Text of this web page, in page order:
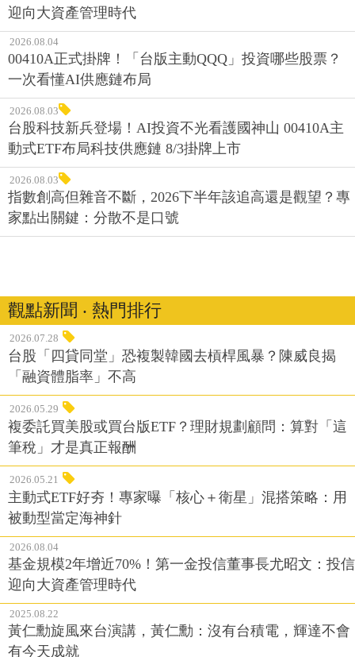
迎向大資產管理時代
2026.08.04
00410A正式掛牌！「台版主動QQQ」投資哪些股票？
一次看懂AI供應鏈布局
2026.08.03
台股科技新兵登場！AI投資不光看護國神山 00410A主
動式ETF布局科技供應鏈 8/3掛牌上市
2026.08.03
指數創高但雜音不斷，2026下半年該追高還是觀望？專
家點出關鍵：分散不是口號
觀點新聞 ‧ 熱門排行
2026.07.28
台股「四貸同堂」恐複製韓國去槓桿風暴？陳威良揭
「融資體脂率」不高
2026.05.29
複委託買美股或買台版ETF？理財規劃顧問：算對「這
筆稅」才是真正報酬
2026.05.21
主動式ETF好夯！專家曝「核心＋衛星」混搭策略：用
被動型當定海神針
2026.08.04
基金規模2年增近70%！第一金投信董事長尤昭文：投信
迎向大資產管理時代
2025.08.22
黃仁勳旋風來台演講，黃仁勳：沒有台積電，輝達不會
有今天成就